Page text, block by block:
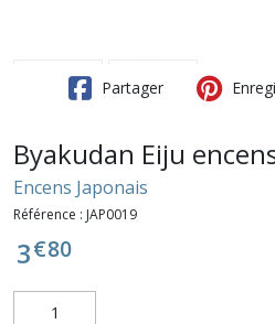
Partager
Byakudan Eiju
Encens Japonais
Référence : JAP0019
3€80